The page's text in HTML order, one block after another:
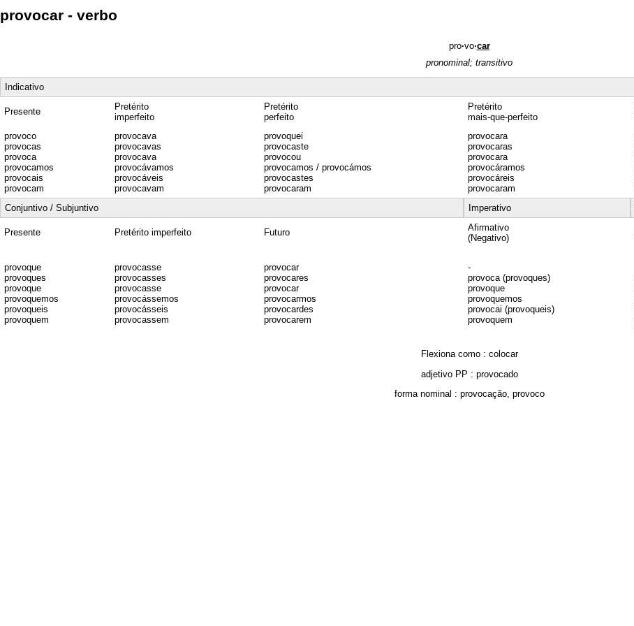
provocar - verbo
pro·vo·car
pronominal; transitivo
Indicativo
Presente
Pretérito
imperfeito
Pretérito
perfeito
Pretérito
mais-que-perfeito
provoco
provocas
provoca
provocamos
provocais
provocam
provocava
provocavas
provocava
provocávamos
provocáveis
provocavam
provoquei
provocaste
provocou
provocamos / provocámos
provocastes
provocaram
provocara
provocaras
provocara
provocáramos
provocáreis
provocaram
Conjuntivo / Subjuntivo
Imperativo
Presente Pretérito imperfeito Futuro
Afirmativo
(Negativo)
provoque
provoques
provoque
provoquemos
provoqueis
provoquem
provocasse
provocasses
provocasse
provocássemos
provocásseis
provocassem
provocar
provocares
provocar
provocarmos
provocardes
provocarem
-
provoca (provoques)
provoque
provoquemos
provocai (provoqueis)
provoquem
Flexiona como : colocar
adjetivo PP : provocado
forma nominal : provocação, provoco